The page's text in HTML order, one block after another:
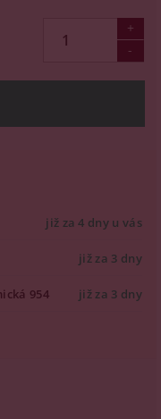
již za 4 dny u vás
již za 3 dny
954 již za 3 dny